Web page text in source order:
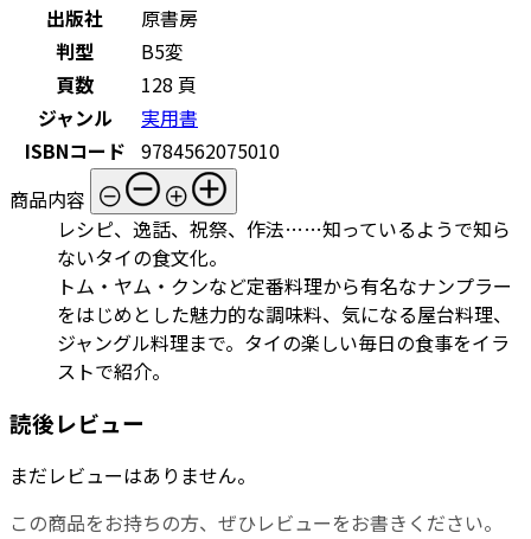
出版社
原書房
判型
B5変
頁数
128 頁
ジャンル
実用書
ISBNコード 9784562075010
商品内容
レシピ、逸話、祝祭、作法……知っているようで知ら
ないタイの食文化。
トム・ヤム・クンなど定番料理から有名なナンプラー
をはじめとした魅力的な調味料、気になる屋台料理、
ジャングル料理まで。タイの楽しい毎日の食事をイラ
ストで紹介。
読後レビュー
まだレビューはありません。
この商品をお持ちの方、ぜひレビューをお書きください。